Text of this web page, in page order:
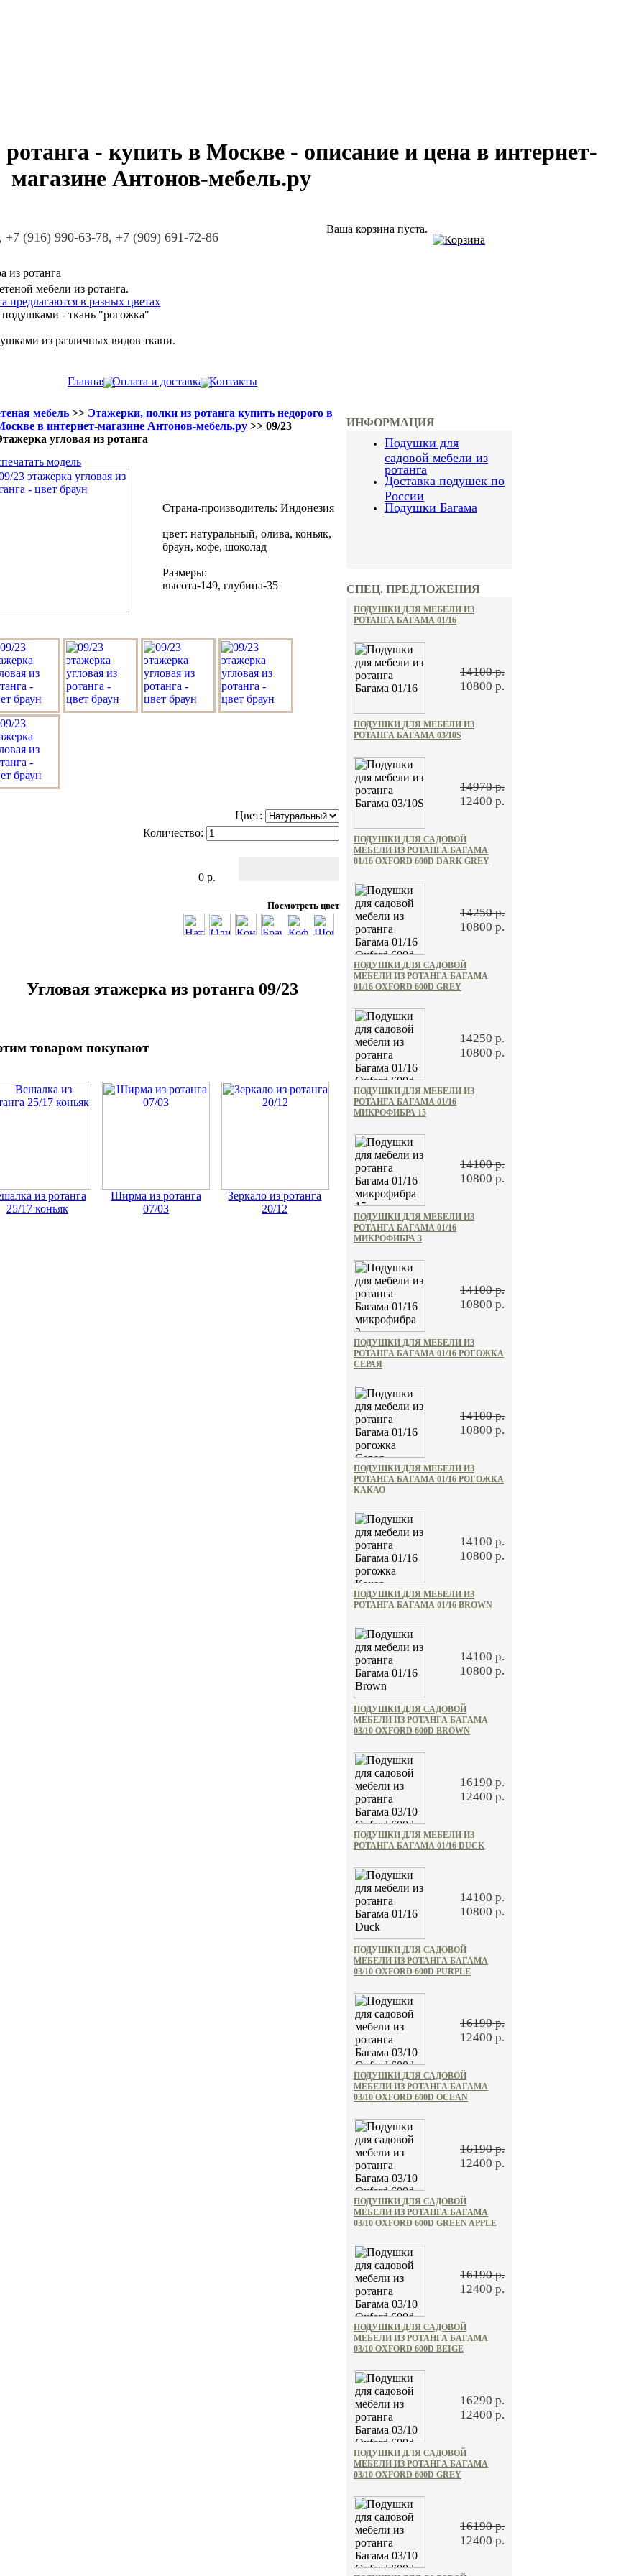
- купить в Москве - описание и цена в интернет-
магазине Антонов-мебель.ру
+7 (916) 990-63-78, +7 (909) 691-72-86
Ваша корзина пуста.
из ротанга
мебели из ротанга.
предлагаются в разных цветах
подушками - ткань "рогожка"
из различных видов ткани.
Главная Оплата и доставка Контакты
мебель >> Этажерки, полки из ротанга купить недорого в
в интернет-магазине Антонов-мебель.ру >> 09/23
угловая из ротанга
модель
Страна-производитель: Индонезия
цвет: натуральный, олива, коньяк,
браун, кофе, шоколад
Размеры:
высота-149, глубина-35
Цвет:
Количество:
0 р.
Посмотреть цвет
Угловая этажерка из ротанга 09/23
товаром покупают
из ротанга
25/17 коньяк
Ширма из ротанга
07/03
Зеркало из ротанга
20/12
ИНФОРМАЦИЯ
Подушки для
садовой мебели из
ротанга
Доставка подушек по
России
Подушки Багама
СПЕЦ. ПРЕДЛОЖЕНИЯ
ПОДУШКИ ДЛЯ МЕБЕЛИ ИЗ
РОТАНГА БАГАМА 01/16
14100 р.
10800 р.
ПОДУШКИ ДЛЯ МЕБЕЛИ ИЗ
РОТАНГА БАГАМА 03/10S
14970 р.
12400 р.
ПОДУШКИ ДЛЯ САДОВОЙ
МЕБЕЛИ ИЗ РОТАНГА БАГАМА
01/16 OXFORD 600D DARK GREY
14250 р.
10800 р.
ПОДУШКИ ДЛЯ САДОВОЙ
МЕБЕЛИ ИЗ РОТАНГА БАГАМА
01/16 OXFORD 600D GREY
14250 р.
10800 р.
ПОДУШКИ ДЛЯ МЕБЕЛИ ИЗ
РОТАНГА БАГАМА 01/16
МИКРОФИБРА 15
14100 р.
10800 р.
ПОДУШКИ ДЛЯ МЕБЕЛИ ИЗ
РОТАНГА БАГАМА 01/16
МИКРОФИБРА 3
14100 р.
10800 р.
ПОДУШКИ ДЛЯ МЕБЕЛИ ИЗ
РОТАНГА БАГАМА 01/16 РОГОЖКА
СЕРАЯ
14100 р.
10800 р.
ПОДУШКИ ДЛЯ МЕБЕЛИ ИЗ
РОТАНГА БАГАМА 01/16 РОГОЖКА
КАКАО
14100 р.
10800 р.
ПОДУШКИ ДЛЯ МЕБЕЛИ ИЗ
РОТАНГА БАГАМА 01/16 BROWN
14100 р.
10800 р.
ПОДУШКИ ДЛЯ САДОВОЙ
МЕБЕЛИ ИЗ РОТАНГА БАГАМА
03/10 OXFORD 600D BROWN
16190 р.
12400 р.
ПОДУШКИ ДЛЯ МЕБЕЛИ ИЗ
РОТАНГА БАГАМА 01/16 DUCK
14100 р.
10800 р.
ПОДУШКИ ДЛЯ САДОВОЙ
МЕБЕЛИ ИЗ РОТАНГА БАГАМА
03/10 OXFORD 600D PURPLE
16190 р.
12400 р.
ПОДУШКИ ДЛЯ САДОВОЙ
МЕБЕЛИ ИЗ РОТАНГА БАГАМА
03/10 OXFORD 600D OCEAN
16190 р.
12400 р.
ПОДУШКИ ДЛЯ САДОВОЙ
МЕБЕЛИ ИЗ РОТАНГА БАГАМА
03/10 OXFORD 600D GREEN APPLE
16190 р.
12400 р.
ПОДУШКИ ДЛЯ САДОВОЙ
МЕБЕЛИ ИЗ РОТАНГА БАГАМА
03/10 OXFORD 600D BEIGE
16290 р.
12400 р.
ПОДУШКИ ДЛЯ САДОВОЙ
МЕБЕЛИ ИЗ РОТАНГА БАГАМА
03/10 OXFORD 600D GREY
16190 р.
12400 р.